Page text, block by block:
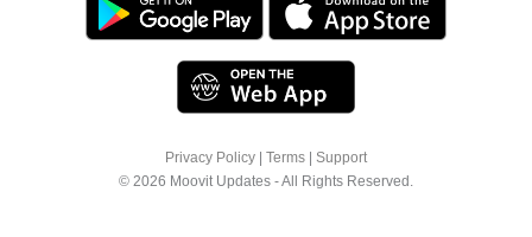
Privacy Policy Terms
Support
© 2026 Moovit Updates - All Rights Reserved.